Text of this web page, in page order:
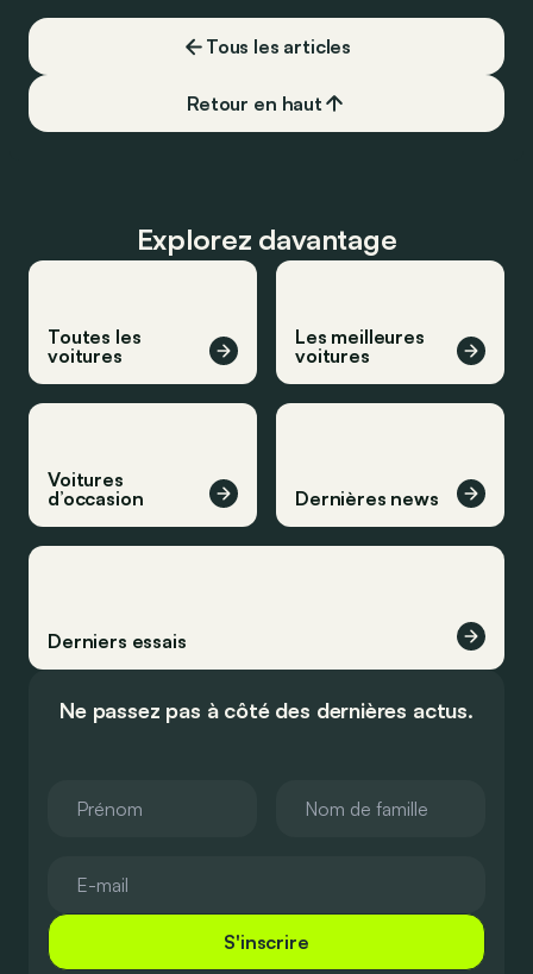
Tous les articles
Retour en haut
Explorez davantage
Toutes les
voitures
Les meilleures
voitures
Voitures
d’occasion
Dernières news
Derniers essais
Ne passez pas à côté des dernières actus.
S'inscrire